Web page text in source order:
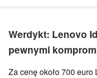
Werdykt: Lenovo
pewnymi
Za cenę około 700